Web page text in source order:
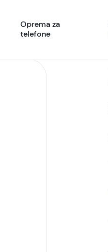
Oprema za
telefone